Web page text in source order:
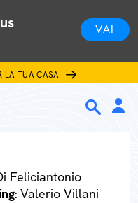
VAI
LA TUA CASA
Feliciantonio
: Valerio Villani